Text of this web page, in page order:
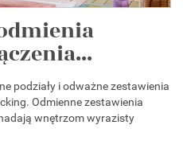
podziały i odważne zestawienia
Odmienne zestawienia
wnętrzom wyrazisty